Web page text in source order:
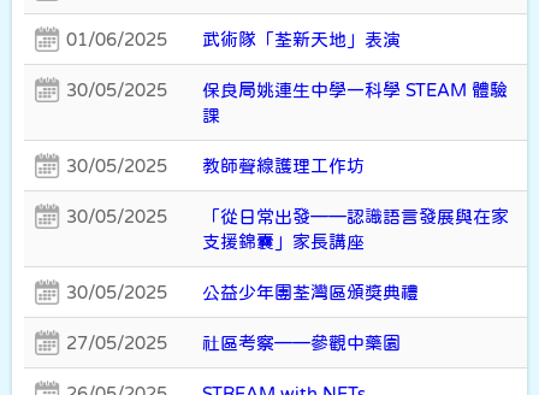
01/06/2025 武術隊「荃新天地」表演
30/05/2025
保良局姚連生中學―科學 STEAM 體驗
課
30/05/2025 教師聲線護理工作坊
30/05/2025
「從日常出發——認識語言發展與在家
支援錦囊」家長講座
30/05/2025 公益少年團荃灣區頒獎典禮
27/05/2025 社區考察——參觀中藥園